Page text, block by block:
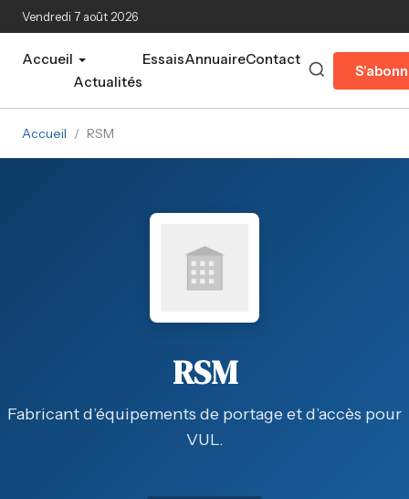
Aller au contenu principal
Vendredi 7 août 2026
Accueil
Actualités
EssaisAnnuaireContact
Accueil / RSM
RSM
Fabricant d’équipements de portage et d’accès pour
VUL.